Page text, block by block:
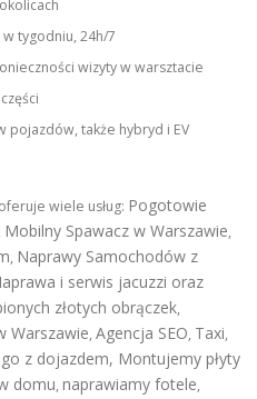
tygodniu, 24h/7
wizyty w warsztacie
pojazdów, także hybryd i EV
wiele usług: Pogotowie
Mobilny Spawacz w Warszawie,
, Naprawy Samochodów z
i serwis jacuzzi oraz
złotych obrączek,
Warszawie, Agencja SEO, Taxi,
z dojazdem, Montujemy płyty
domu, naprawiamy fotele,